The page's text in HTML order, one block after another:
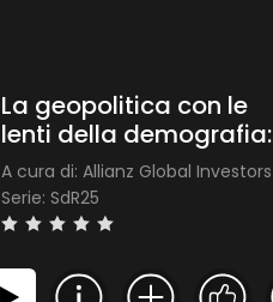
La geopolitica con le
lenti della demografia:
una prospettiva per
l’investitore nel nuovo
disordine globale
A cura di: Allianz Global Investors
Serie: SdR25